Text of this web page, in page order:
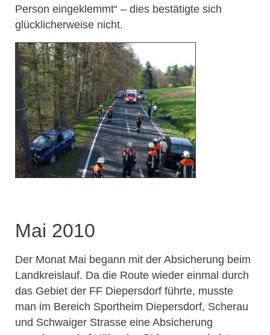
Person eingeklemmt“ – dies bestätigte sich
glücklicherweise nicht.
Mai 2010
Der Monat Mai begann mit der Absicherung beim
Landkreislauf. Da die Route wieder einmal durch
das Gebiet der FF Diepersdorf führte, musste
man im Bereich Sportheim Diepersdorf, Scherau
und Schwaiger Strasse eine Absicherung